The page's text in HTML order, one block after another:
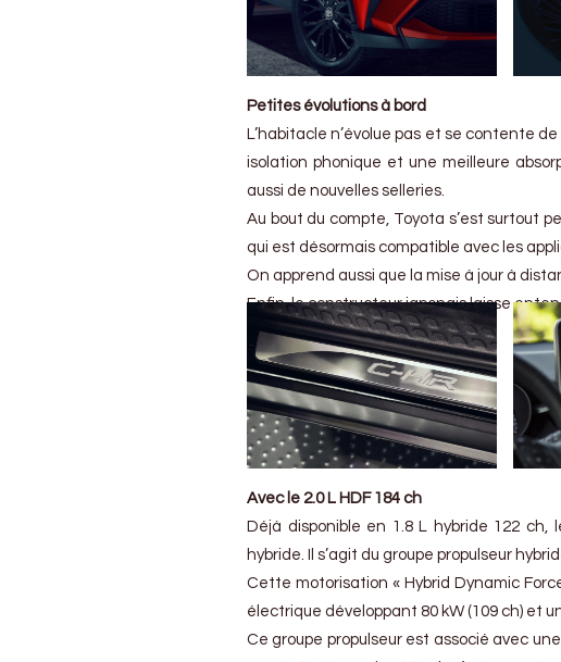
Petites évolutions à bord
L’habitacle n’évolue pas et se contente
isolation phonique et une meilleure
aussi de nouvelles selleries.
Au bout du compte, Toyota s’est surtout
qui est désormais compatible avec les
On apprend aussi que la mise à jour à
Enfin, le constructeur japonais laisse
Avec le 2.0 L HDF 184 ch
Déjà disponible en 1.8 L hybride 122
hybride. Il s’agit du groupe propulseur
Cette motorisation « Hybrid Dynamic
électrique développant 80 kW (109 ch) et
Ce groupe propulseur est associé avec